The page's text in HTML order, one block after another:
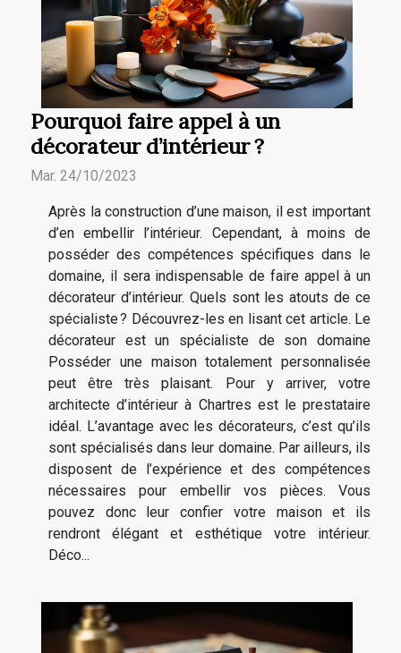
Pourquoi faire appel à un
décorateur d’intérieur ?
Mar. 24/10/2023
Après la construction d’une maison, il est important
d’en embellir l’intérieur. Cependant, à moins de
posséder des compétences spécifiques dans le
domaine, il sera indispensable de faire appel à un
décorateur d’intérieur. Quels sont les atouts de ce
spécialiste ? Découvrez-les en lisant cet article. Le
décorateur est un spécialiste de son domaine
Posséder une maison totalement personnalisée
peut être très plaisant. Pour y arriver, votre
architecte d’intérieur à Chartres est le prestataire
idéal. L’avantage avec les décorateurs, c’est qu’ils
sont spécialisés dans leur domaine. Par ailleurs, ils
disposent de l’expérience et des compétences
nécessaires pour embellir vos pièces. Vous
pouvez donc leur confier votre maison et ils
rendront élégant et esthétique votre intérieur.
Déco...